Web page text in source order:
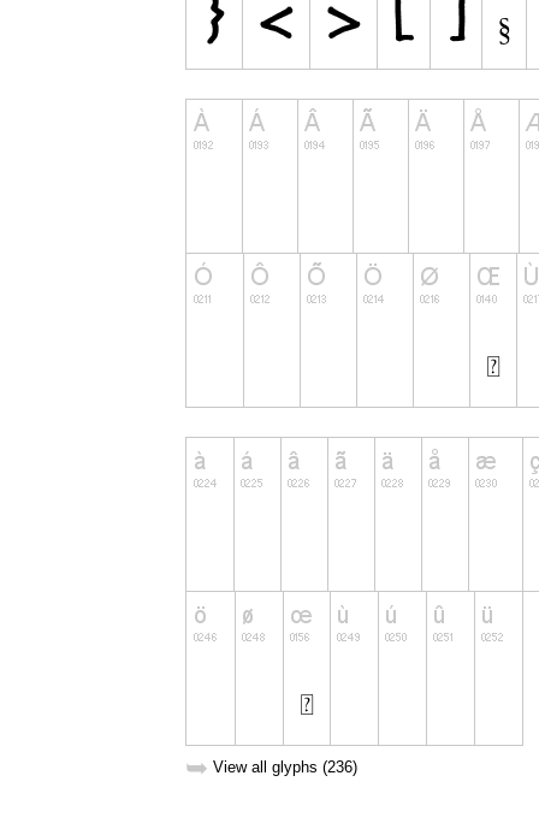
➥ View all glyphs (236)